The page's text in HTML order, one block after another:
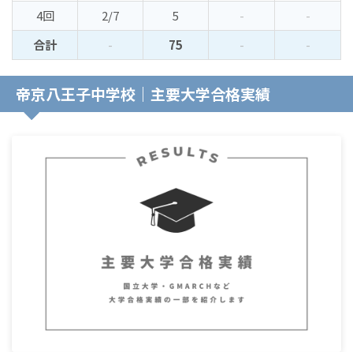
4回
2/7 5 -
-
合計
- 75 - -
帝京八王子中学校｜主要大学合格実績